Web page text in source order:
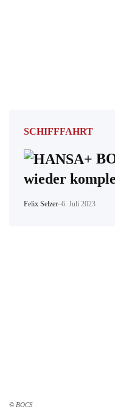
SCHIFFFAHRT
wieder
Felix Selzer–6. Juli 2023
© BOCS